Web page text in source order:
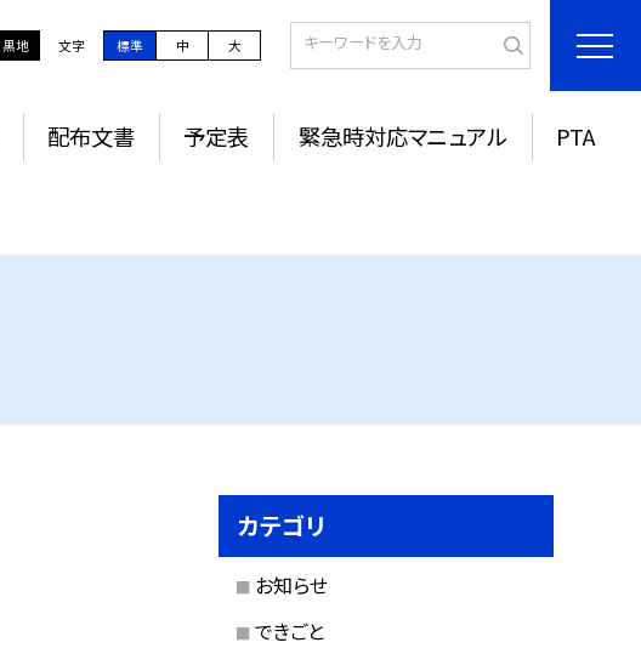
黒地 文字 標準 中 大
配布文書 予定表 緊急時対応マニュアル PTA
カテゴリ
お知らせ
できごと